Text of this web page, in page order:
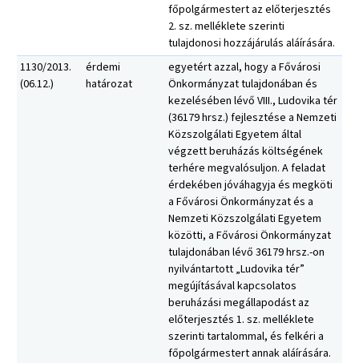
főpolgármestert az előterjesztés
2. sz. melléklete szerinti
tulajdonosi hozzájárulás aláírására.
1130/2013.
(06.12.)
érdemi
határozat
egyetért azzal, hogy a Fővárosi
Önkormányzat tulajdonában és
kezelésében lévő VIII., Ludovika tér
(36179 hrsz.) fejlesztése a Nemzeti
Közszolgálati Egyetem által
végzett beruházás költségének
terhére megvalósuljon. A feladat
érdekében jóváhagyja és megköti
a Fővárosi Önkormányzat és a
Nemzeti Közszolgálati Egyetem
közötti, a Fővárosi Önkormányzat
tulajdonában lévő 36179 hrsz.-on
nyilvántartott „Ludovika tér”
megújításával kapcsolatos
beruházási megállapodást az
előterjesztés 1. sz. melléklete
szerinti tartalommal, és felkéri a
főpolgármestert annak aláírására.